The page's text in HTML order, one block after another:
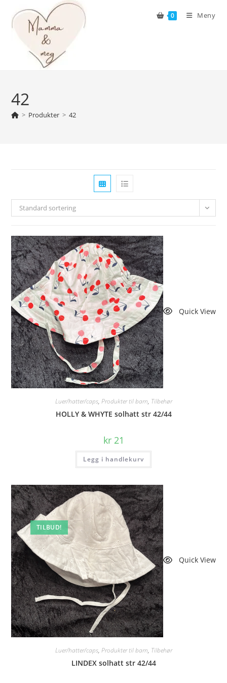
content
0 Meny
42
> Produkter > 42
Standard sortering
Quick View
Luer/hatter/caps, Produkter til barn, Tilbehør
HOLLY & WHYTE solhatt str 42/44
kr21
Legg i handlekurv
TILBUD!
Quick View
Luer/hatter/caps, Produkter til barn, Tilbehør
LINDEX solhatt str 42/44